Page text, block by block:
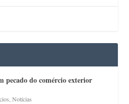
pecado do comércio exterior
,Notícias